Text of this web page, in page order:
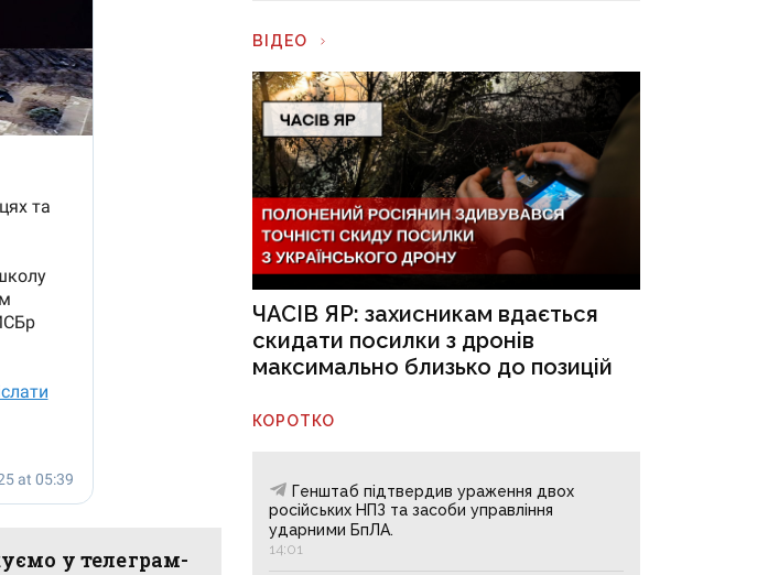
у телеграм-
ВІДЕО
ЧАСІВ ЯР: захисникам вдається
скидати посилки з дронів
максимально близько до позицій
КОРОТКО
Генштаб підтвердив ураження двох
російських НПЗ та засоби управління
ударними БпЛА.
14:01